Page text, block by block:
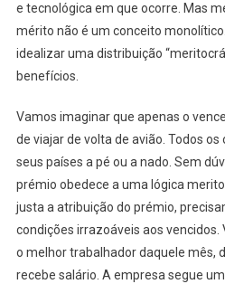
e tecnológica em que ocorre. Mas
mérito não é um conceito
idealizar uma distribuição
benefícios.
Vamos imaginar que apenas o
de viajar de volta de avião. Todos
seus países a pé ou a nado. Sem
prémio obedece a uma lógica
justa a atribuição do prémio,
condições irrazoáveis aos
o melhor trabalhador daquele mês,
recebe salário. A empresa segue